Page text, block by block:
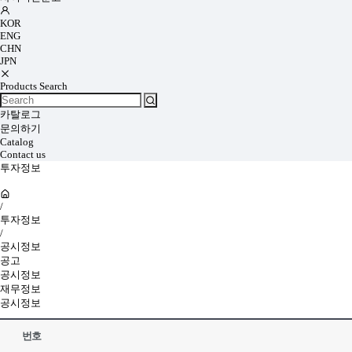
KOR
ENG
CHN
JPN
Products Search
카탈로그
문의하기
Catalog
Contact us
투자정보
/
투자정보
/
공시정보
공고
공시정보
재무정보
공시정보
번호